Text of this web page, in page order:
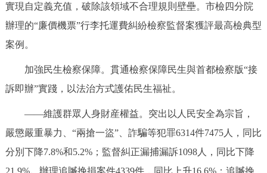
實現自定義充值，破除該領域不合理規則壁壘。市檢四分院
辦理的“廉價機票”行李托運費糾紛檢察監督案獲評最高檢典型
案例。
加強民生檢察保障。貫通檢察保障民生與首都檢察版“接
訴即辦”實踐，以法治方式護佑民生福祉。
——維護群眾人身財産權益。突出以人民安全為宗旨，
嚴懲嚴重暴力、“兩搶一盜”、詐騙等犯罪6314件7475人，同比
分別下降7.8%和5.2%；監督糾正漏捕漏訴1098人，同比下降
21.9%。辦理追贓挽損案件4339件，同比上升16.6%；追贓挽